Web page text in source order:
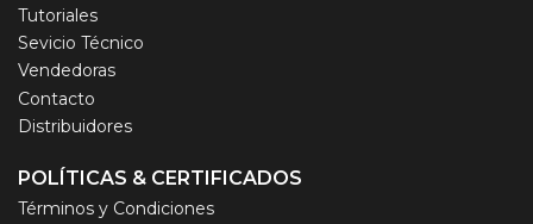
Tutoriales
Sevicio Técnico
Vendedoras
Contacto
Distribuidores
POLÍTICAS & CERTIFICADOS
Términos y Condiciones